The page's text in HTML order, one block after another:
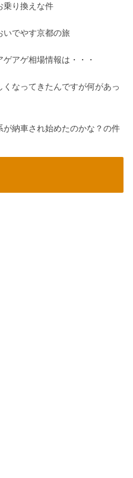
乗り換えな件
いでやす京都の旅
ゲアゲ相場情報は・・・
くなってきたんですが何があっ
が納車され始めたのかな？の件